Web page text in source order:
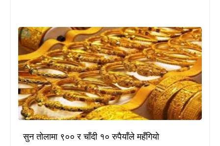
सुन तोलामा ९०० र चाँदी १० रुपैयाँले महँगियो